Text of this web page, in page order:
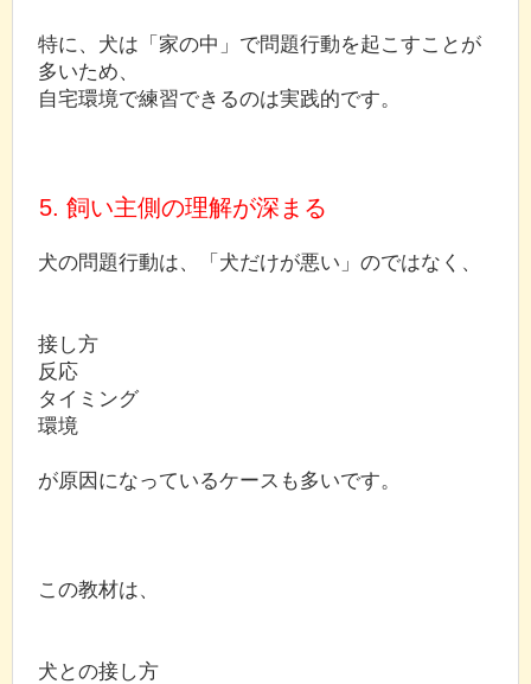
特に、犬は「家の中」で問題行動を起こすことが
多いため、
自宅環境で練習できるのは実践的です。
5. 飼い主側の理解が深まる
犬の問題行動は、「犬だけが悪い」のではなく、
接し方
反応
タイミング
環境
が原因になっているケースも多いです。
この教材は、
犬との接し方